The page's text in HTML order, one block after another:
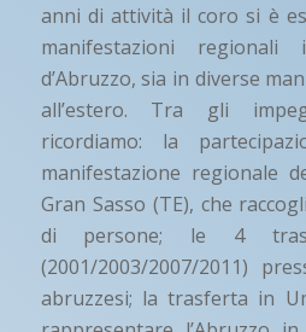
anni di attività il coro si è
manifestazioni
d’Abruzzo, sia in diverse
all’estero. Tra gli
ricordiamo: la
manifestazione regionale
Gran Sasso (TE), che
di persone; le 4
(2001/2003/2007/2011)
abruzzesi; la trasferta in